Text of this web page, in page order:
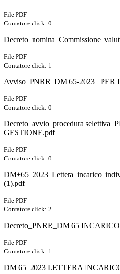
File PDF
Contatore click: 0
File PDF
Contatore click: 1
Avviso_PNRR_DM 65-2023_
File PDF
Contatore click: 0
Decreto_avvio_procedura
GESTIONE.pdf
File PDF
Contatore click: 0
(1).pdf
File PDF
Contatore click: 2
Decreto_PNRR_DM 65
File PDF
Contatore click: 1
DM 65_2023 LETTERA